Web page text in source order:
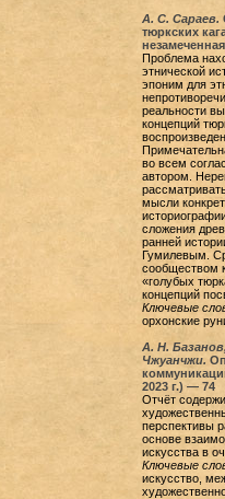
А. С. Сараев.
тюркских
Проблема
этнической
эпоним для
реальности
концепций
во всем
автором.
мысли
сложения
ранней
Гумилевым.
сообществом
«голубых
концепций
Ключевые
орхонские
А. Н.
Чжуанчжи.
2023 г.) — 74
Отчёт
перспективы
основе
искусства в
Ключевые
искусство,